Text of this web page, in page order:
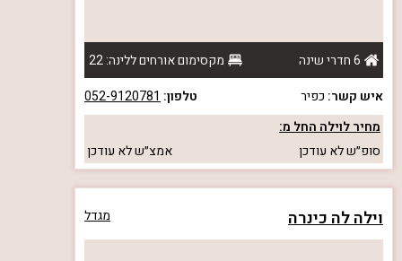
6 חדרי שינה
מקסימום אורחים ללינה: 22
איש קשר: כפיר טלפון: 052-9120781
מחיר לוילה החל מ:
סופ״שלא עודכן אמצ״שלא עודכן
וילה לה כינרה מגדל